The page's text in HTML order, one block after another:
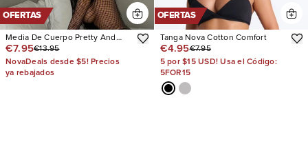
OFERTAS
Media De Cuerpo Pretty And
Provocative Fishnet
€7.95€13.95
NovaDeals desde $5! Precios
ya rebajados
OFERTAS
Tanga Nova Cotton Comfort
€4.95€7.95
5 por $15 USD! Usa el Código:
5FOR15